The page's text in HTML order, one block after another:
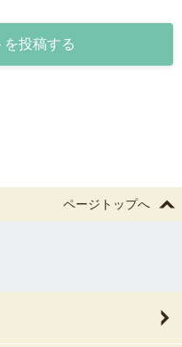
投稿する
ページトップへ